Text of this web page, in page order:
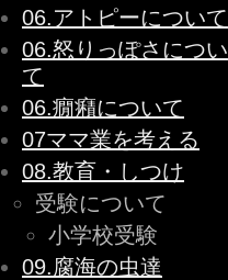
06.アトピーについて
06.怒りっぽさについ
て
06.癇癪について
07ママ業を考える
08.教育・しつけ
受験について
小学校受験
09.腐海の虫達